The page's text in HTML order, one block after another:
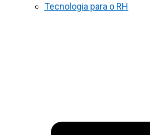
Tecnologia para o RH